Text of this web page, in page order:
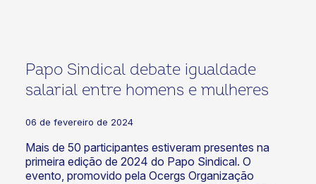
Papo Sindical debate igualdade
salarial entre homens e mulheres
06 de fevereiro de 2024
Mais de 50 participantes estiveram presentes na
primeira edição de 2024 do Papo Sindical. O
evento, promovido pela Ocergs Organização